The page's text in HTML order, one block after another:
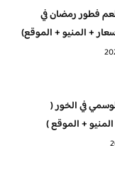
فطور رمضان في
+ المنيو + الموقع)
في الخور (
+ الموقع )